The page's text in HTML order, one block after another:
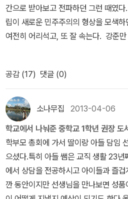
간으로 받아보고 전파하던 그런 때였
립이 새로운 민주주의의 형상을 모색
여전히 어리석고, 또 잘 속는다. 강준
투나(fortuna)의 이런저런 시험에 직
마다의 천성과 밑천, 비르투(virtu)를
있다. '글 쓰는 기계', 강준만 교수의 순
지 않을 수 없고, 포퓰리즘에 대한 반이
하지만, 너무 재발랐던 책이 아니었나
슷한 필진 혹은 대담자들-'멘토들'-로
데, 그 중에서도 제목빨이 유난한 이
힘』을 예비하는 책으로, 실은 안철수를
던 책이다. 분량과 내용 면에서 제일
도 하지만, 당시엔 위 멘토들과 안철수
공감 (17) 댓글 (0)
소나무집 2013-04-06
학교에서 나눠준 중학교 1학년 권장 도
학부모 총회에 가서 딸이랑 아들 담임
으셨다.특히 아들 쌤은 교직 생활 23년
에서 상담을 전공하시고 아이들과 즐
깐 동안이지만 선생님을 만나보면 성